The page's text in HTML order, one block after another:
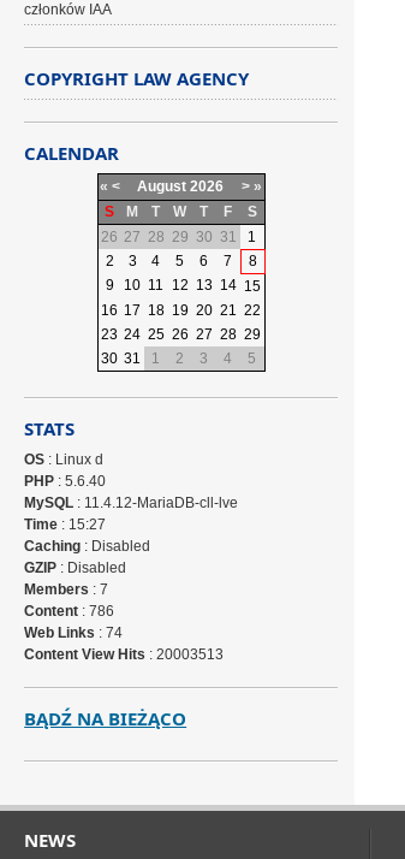
członków IAA
COPYRIGHT LAW AGENCY
CALENDAR
« < August 2026 > »
S
M T W T F
S
26 27 28 29 30 31
1
2
3 4 5 6 7
8
9
10 11 12 13 14 15
16 17 18 19 20 21 22
23 24 25 26 27 28 29
30 31 1 2 3 4 5
STATS
OS : Linux d
PHP : 5.6.40
MySQL : 11.4.12-MariaDB-cll-lve
Time : 15:27
Caching : Disabled
GZIP : Disabled
Members : 7
Content : 786
Web Links : 74
Content View Hits : 20003513
BĄDŹ NA BIEŻĄCO
NEWS